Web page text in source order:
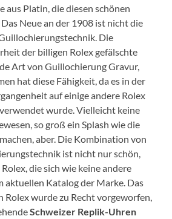
aus Platin, die diesen schönen
Neue an der 1908 ist nicht die
Die
der billigen Rolex gefälschte
Art von Guillochierung Gravur,
hat diese Fähigkeit, da es in der
auf einige andere Rolex
wurde. Vielleicht keine
so groß ein Splash wie die
aber. Die Kombination von
ist nicht nur schön,
die sich wie keine andere
aktuellen Katalog der Marke. Das
Rolex wurde zu Recht vorgeworfen,
Schweizer Replik-Uhren